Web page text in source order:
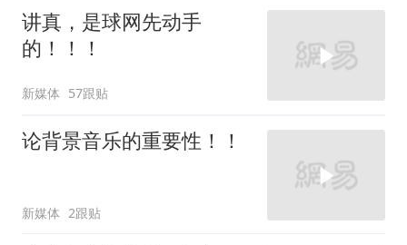
讲真，是球网先动手
的！！！
新媒体 57跟贴
论背景音乐的重要性！！
新媒体 2跟贴